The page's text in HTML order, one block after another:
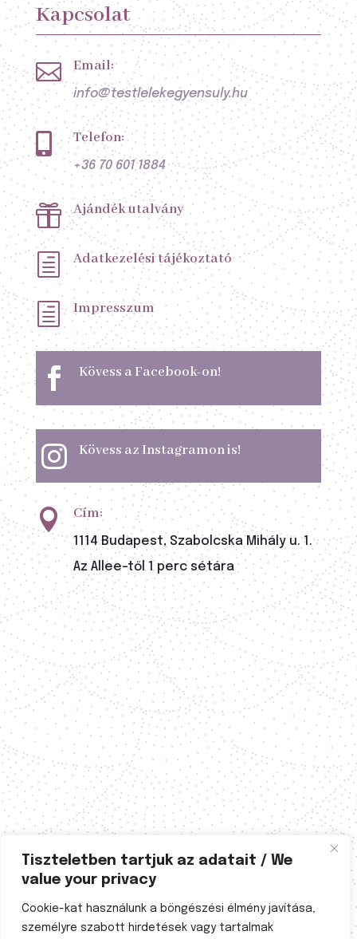
Tiszteletben tartjuk az adatait / We
value your privacy
Cookie-kat használunk a böngészési élmény javítása,
személyre szabott hirdetések vagy tartalmak
Kapcsolat
 Email:
info@testlelekegyensuly.hu
 Telefon:
+36 70 601 1884
 Ajándék utalvány
h Adatkezelési tájékoztató
h Impresszum
 Kövess a Facebook-on!
 Kövess az Instagramon is!
 Cím:
1114 Budapest, Szabolcska Mihály u. 1.
Az Allee-től 1 perc sétára